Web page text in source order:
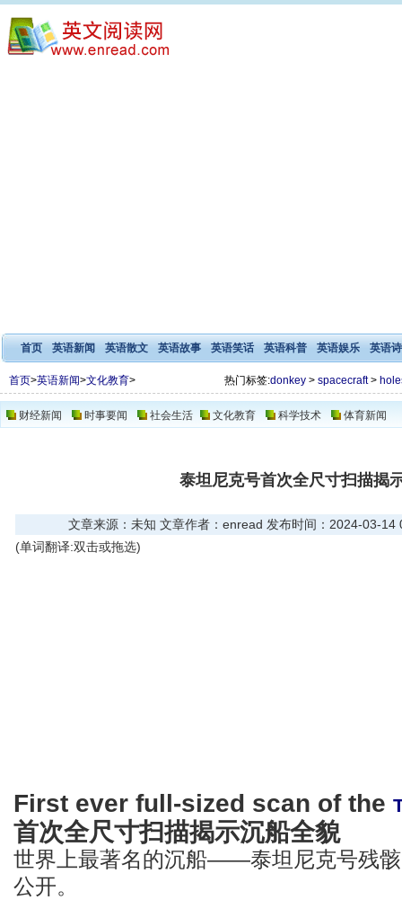
首页 英语新闻 英语散文 英语故事 英语笑话 英语科普 英语娱乐 英语
首页>英语新闻>文化教育> 热门标签:donkey > spacecraft>
财经新闻 时事要闻 社会生活 文化教育 科学技术 体育新闻
泰坦尼克号首次全尺寸扫描揭
文章来源：未知 文章作者：enread 发布时间：2024-03-14
(单词翻译:双击或拖选)
First ever full-sized scan of the
首次全尺寸扫描揭示沉船全貌
世界上最著名的沉船——泰坦尼克号残
公开。